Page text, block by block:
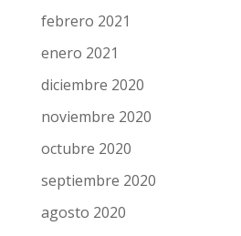
febrero 2021
enero 2021
diciembre 2020
noviembre 2020
octubre 2020
septiembre 2020
agosto 2020